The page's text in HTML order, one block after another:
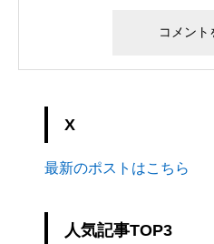
X
最新のポストはこちら
人気記事TOP3